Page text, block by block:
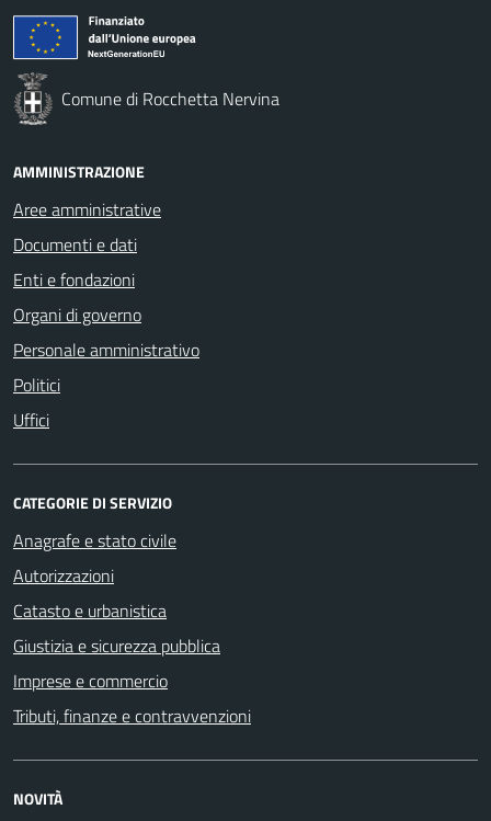
Comune di Rocchetta Nervina
AMMINISTRAZIONE
Aree amministrative
Documenti e dati
Enti e fondazioni
Organi di governo
Personale amministrativo
Politici
Uffici
CATEGORIE DI SERVIZIO
Anagrafe e stato civile
Autorizzazioni
Catasto e urbanistica
Giustizia e sicurezza pubblica
Imprese e commercio
Tributi, finanze e contravvenzioni
NOVITÀ